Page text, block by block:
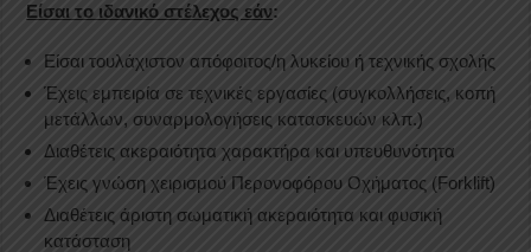
Είσαι το ιδανικό στέλεχος εάν:
Είσαι τουλάχιστον απόφοιτος/η λυκείου ή τεχνικής σχολής
Έχεις εμπειρία σε τεχνικές εργασίες (συγκολλήσεις, κοπή
μετάλλων, συναρμολογήσεις κατασκευών κλπ.)
Διαθέτεις ακεραιότητα χαρακτήρα και υπευθυνότητα
Έχεις γνώση χειρισμού Περονοφόρου Οχήματος (Forklift)
Διαθέτεις άριστη σωματική ακεραιότητα και φυσική
κατάσταση